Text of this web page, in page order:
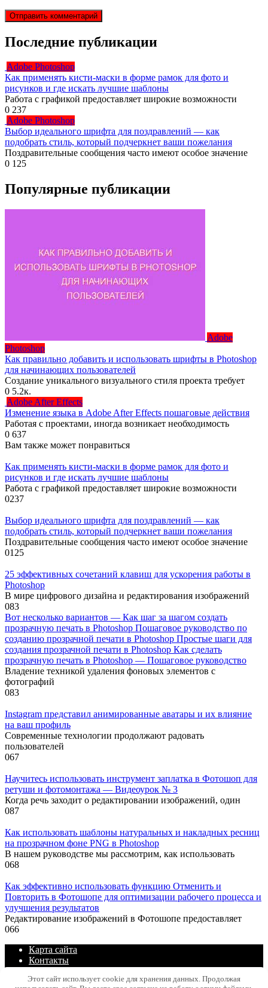
Последние публикации
Adobe Photoshop
Как применять кисти-маски в форме рамок для фото и
рисунков и где искать лучшие шаблоны
Работа с графикой предоставляет широкие возможности
0 237
Adobe Photoshop
Выбор идеального шрифта для поздравлений — как
подобрать стиль, который подчеркнет ваши пожелания
Поздравительные сообщения часто имеют особое значение
0 125
Популярные публикации
Adobe
Photoshop
Как правильно добавить и использовать шрифты в Photoshop
для начинающих пользователей
Создание уникального визуального стиля проекта требует
0 5.2к.
Adobe After Effects
Изменение языка в Adobe After Effects пошаговые действия
Работая с проектами, иногда возникает необходимость
0 637
Вам также может понравиться
Как применять кисти-маски в форме рамок для фото и
рисунков и где искать лучшие шаблоны
Работа с графикой предоставляет широкие возможности
0237
Выбор идеального шрифта для поздравлений — как
подобрать стиль, который подчеркнет ваши пожелания
Поздравительные сообщения часто имеют особое значение
0125
25 эффективных сочетаний клавиш для ускорения работы в
Photoshop
В мире цифрового дизайна и редактирования изображений
083
Вот несколько вариантов — Как шаг за шагом создать
прозрачную печать в Photoshop Пошаговое руководство по
созданию прозрачной печати в Photoshop Простые шаги для
создания прозрачной печати в Photoshop Как сделать
прозрачную печать в Photoshop — Пошаговое руководство
Владение техникой удаления фоновых элементов с
фотографий
083
Instagram представил анимированные аватары и их влияние
на ваш профиль
Современные технологии продолжают радовать
пользователей
067
Научитесь использовать инструмент заплатка в Фотошоп для
ретуши и фотомонтажа — Видеоурок № 3
Когда речь заходит о редактировании изображений, один
087
Как использовать шаблоны натуральных и накладных ресниц
на прозрачном фоне PNG в Photoshop
В нашем руководстве мы рассмотрим, как использовать
068
Как эффективно использовать функцию Отменить и
Повторить в Фотошопе для оптимизации рабочего процесса и
улучшения результатов
Редактирование изображений в Фотошопе предоставляет
066
Карта сайта
Контакты
Этот сайт использует cookie для хранения данных. Продолжая